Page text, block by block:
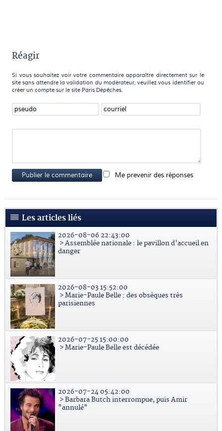
Réagir
Si vous souhaitez voir votre commentaire apparaître directement sur le
site sans attendre la validation du modérateur, veuillez vous identifier ou
créer un compte sur le site Paris Dépêches.
Publier le commentaire Me prevenir des réponses
Les articles liés
2026-08-06 22:43:00
> Assemblée nationale : le pavillon d'accueil en
danger
2026-08-03 15:52:00
> Marie-Paule Belle : des obsèques très
parisiennes
2026-07-25 15:00:00
> Marie-Paule Belle est décédée
2026-07-24 05:42:00
> Barbara Butch interrompue, puis Amir
"annulé"